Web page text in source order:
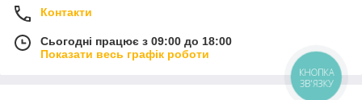
Контакти
Сьогодні працює з 09:00 до 18:00
Показати весь графік роботи
КНОПКА
ЗВ'ЯЗКУ